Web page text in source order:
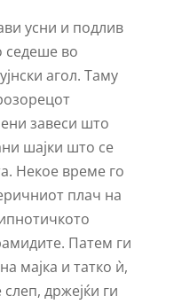
усни и подлив
седеше во
агол. Таму
завеси што
шајки што се
Некое време го
плач на
Патем ги
мајка и татко ѝ,
држејќи ги